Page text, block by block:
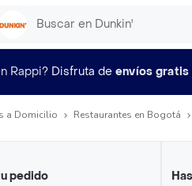
Rappi? Disfruta de envíos gratis
a Domicilio Restaurantes en Bogotá
pedido